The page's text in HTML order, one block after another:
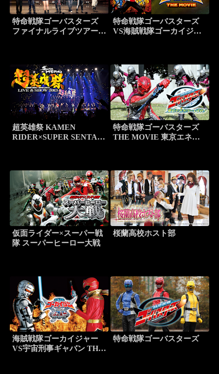
特命戦隊ゴーバスターズ
ファイナルライブツアー
特命戦隊ゴーバスターズ
VS海賊戦隊ゴーカイジャ
超英雄祭 KAMEN
RIDER×SUPER SENTAI
特命戦隊ゴーバスターズ
THE MOVIE 東京エネタ
仮面ライダー×スーパー戦
隊 スーパーヒーロー大戦
桜蘭高校ホスト部
海賊戦隊ゴーカイジャー
VS宇宙刑事ギャバン THE
特命戦隊ゴーバスターズ